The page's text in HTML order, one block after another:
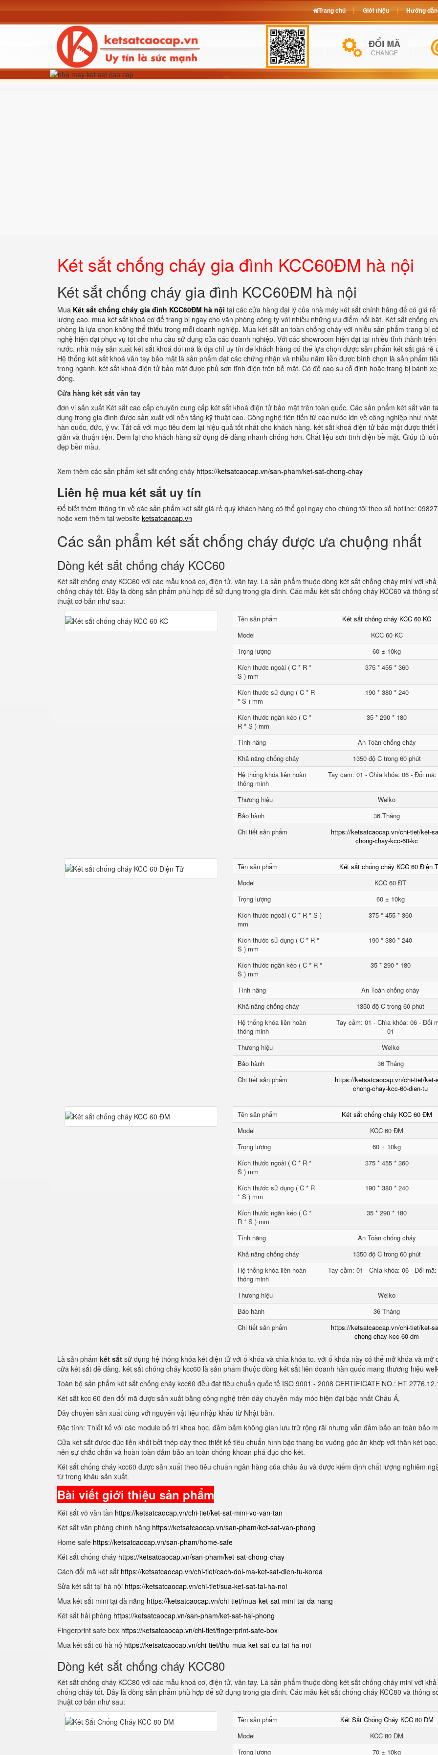
Két sắt chống cháy gia đình KCC60ĐM hà nội
Két sắt chống cháy gia đình KCC60ĐM hà nội
Mua Két sắt chống cháy gia đình KCC60ĐM hà nội tại các cửa hàng đại lý của nhà máy két sắt chính hãng để có giá rẻ
lượng cao. mua két sắt khoá cơ để trang bị ngay cho văn phòng công ty với nhiều những ưu điểm nổi bật. Két sắt chống
phòng là lựa chọn không thể thiếu trong mỗi doanh nghiệp. Mua két sắt an toàn chống cháy với nhiều sản phẩm trang bị
nghệ hiện đại phục vụ tốt cho nhu cầu sử dụng của các doanh nghiệp. Với các showroom hiện đại tại nhiều tỉnh thành trên
nước. nhà máy sản xuất két sắt khoá đổi mã là địa chỉ uy tín để khách hàng có thể lựa chọn được sản phẩm két sắt giá rẻ
Hệ thống két sắt khoá vân tay bảo mật là sản phẩm đạt các chứng nhận và nhiều năm liền được bình chọn là sản phẩm
trong ngành. két sắt khoá điện tử bảo mật được phủ sơn tĩnh điện trên bề mặt. Có đế cao su cố định hoặc trang bị bánh
động.
Cửa hàng két sắt vân tay
đơn vị sản xuất Két sắt cao cấp chuyên cung cấp két sắt khoá điện tử bảo mật trên toàn quốc. Các sản phẩm két sắt vân
dụng trong gia đình được sản xuất với nền tảng kỹ thuật cao. Công nghệ tiên tiến từ các nước lớn về công nghiệp như
hàn quốc, đức, ý vv. Tất cả với mục tiêu đem lại hiệu quả tốt nhất cho khách hàng. két sắt khoá điện tử bảo mật được thiết
giản và thuận tiện. Đem lại cho khách hàng sử dụng dễ dàng nhanh chóng hơn. Chất liệu sơn tĩnh điện bề mặt. Giúp tủ
đẹp bền mầu.
Xem thêm các sản phẩm két sắt chống cháy https://ketsatcaocap.vn/san-pham/ket-sat-chong-chay
Liên hệ mua két sắt uy tín
Để biết thêm thông tin về các sản phẩm két sắt giá rẻ quý khách hàng có thể gọi ngay cho chúng tôi theo số hotline:
hoặc xem thêm tại website ketsatcaocap.vn
Các sản phẩm két sắt chống cháy được ưa chuộng nhất
Dòng két sắt chống cháy KCC60
Két sắt chống cháy KCC60 với các mẫu khoá cơ, điện tử, vân tay. Là sản phẩm thuộc dòng két sắt chống cháy mini với
chống cháy tốt. Đây là dòng sản phẩm phù hợp để sử dụng trong gia đình. Các mẫu két sắt chống cháy KCC60 và thông
thuật cơ bản như sau:
Tên sản phẩm
Két sắt chống cháy KCC 60 KC
Model
KCC 60 KC
Trọng lượng
60 ± 10kg
Kích thước ngoài ( C * R *
S ) mm
375 * 455 * 360
Kích thước sử dụng ( C * R
* S ) mm
190 * 380 * 240
Kích thước ngăn kéo ( C *
R * S ) mm
35 * 290 * 180
Tính năng
An Toàn chống cháy
Khả năng chống cháy
1350 độ C trong 60 phút
Hệ thống khóa liên hoàn
thông minh
Tay cầm: 01 - Chìa khóa: 06 - Đổi
Thương hiệu
Welko
Bảo hành
36 Tháng
Chi tiết sản phẩm
https://ketsatcaocap.vn/chi-tiet/ket-
chong-chay-kcc-60-kc
Tên sản phẩm
Két sắt chống cháy KCC 60 Điện
Model
KCC 60 ĐT
Trọng lượng
60 ± 10kg
Kích thước ngoài ( C * R * S )
mm
375 * 455 * 360
Kích thước sử dụng ( C * R *
S ) mm
190 * 380 * 240
Kích thước ngăn kéo ( C * R *
S ) mm
35 * 290 * 180
Tính năng
An Toàn chống cháy
Khả năng chống cháy
1350 độ C trong 60 phút
Hệ thống khóa liên hoàn
thông minh
Tay cầm: 01 - Chìa khóa: 06 - Đổi
01
Thương hiệu
Welko
Bảo hành
36 Tháng
Chi tiết sản phẩm
https://ketsatcaocap.vn/chi-tiet/ket-
chong-chay-kcc-60-dien-tu
Tên sản phẩm
Két sắt chống cháy KCC 60 ĐM
Model
KCC 60 ĐM
Trọng lượng
60 ± 10kg
Kích thước ngoài ( C * R *
S ) mm
375 * 455 * 360
Kích thước sử dụng ( C * R
* S ) mm
190 * 380 * 240
Kích thước ngăn kéo ( C *
R * S ) mm
35 * 290 * 180
Tính năng
An Toàn chống cháy
Khả năng chống cháy
1350 độ C trong 60 phút
Hệ thống khóa liên hoàn
thông minh
Tay cầm: 01 - Chìa khóa: 06 - Đổi
Thương hiệu
Welko
Bảo hành
36 Tháng
Chi tiết sản phẩm
https://ketsatcaocap.vn/chi-tiet/ket-
chong-chay-kcc-60-dm
Là sản phẩm két sắt sử dụng hệ thống khóa két điện tử với ổ khóa và chìa khóa to. với ổ khóa này có thể mở khóa và mở
cửa két sắt dễ dàng. két sắt chóng cháy kcc60 là sản phẩm thuộc dòng két sắt liên doanh hàn quốc mang thương hiệu
Toàn bộ sản phẩm két sắt chống cháy kcc60 đều đạt tiêu chuẩn quốc tế ISO 9001 - 2008 CERTIFICATE NO.: HT
Két sắt kcc 60 đen đổi mã được sản xuất bằng công nghệ trên dây chuyền máy móc hiện đại bậc nhất Châu Á,
Dây chuyền sản xuất cùng với nguyên vật liệu nhập khẩu từ Nhật bản.
Đặc tính: Thiết kế với các module bố trí khoa học, đảm bảm không gian lưu trữ rộng rãi nhưng vẫn đảm bảo an toàn bảo
Cửa két sắt được đúc liền khối bởi thép dày theo thiết kế tiêu chuẩn hình bậc thang bo vuông góc ăn khớp với thân két
nên sự chắc chắn và hoàn toàn đảm bảo an toàn chống khoan phá đục cho két.
Két sắt chống cháy kcc60 được sản xuất theo tiêu chuẩn ngân hàng của châu âu và được kiểm định chất lượng nghiêm
từ trong khâu sản xuất.
Bài viết giới thiệu sản phẩm
Két sắt võ văn tần https://ketsatcaocap.vn/chi-tiet/ket-sat-mini-vo-van-tan
Két sắt văn phòng chính hãng https://ketsatcaocap.vn/san-pham/ket-sat-van-phong
Home safe https://ketsatcaocap.vn/san-pham/home-safe
Két sắt chống cháy https://ketsatcaocap.vn/san-pham/ket-sat-chong-chay
Cách đổi mã két sắt https://ketsatcaocap.vn/chi-tiet/cach-doi-ma-ket-sat-dien-tu-korea
Sửa két sắt tại hà nội https://ketsatcaocap.vn/chi-tiet/sua-ket-sat-tai-ha-noi
Mua két sắt mini tại đà nẵng https://ketsatcaocap.vn/chi-tiet/mua-ket-sat-mini-tai-da-nang
Két sắt hải phòng https://ketsatcaocap.vn/san-pham/ket-sat-hai-phong
Fingerprint safe box https://ketsatcaocap.vn/chi-tiet/fingerprint-safe-box
Mua két sắt cũ hà nộ https://ketsatcaocap.vn/chi-tiet/thu-mua-ket-sat-cu-tai-ha-noi
Dòng két sắt chống cháy KCC80
Két sắt chống cháy KCC80 với các mẫu khoá cơ, điện tử, vân tay. Là sản phẩm thuộc dòng két sắt chống cháy mini với
chống cháy tốt. Đây là dòng sản phẩm phù hợp để sử dụng trong gia đình. Các mẫu két sắt chống cháy KCC80 và thông
thuật cơ bản như sau:
Tên sản phẩm
Két Sắt Chống Cháy KCC 80 DM
Model
KCC 80 DM
Trọng lượng
70 ± 10kg
Trang chủ Giới thiệu Hướng